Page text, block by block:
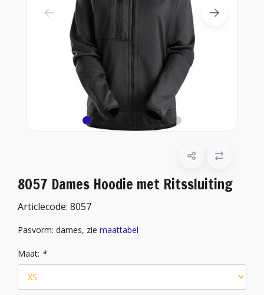
8057 Dames Hoodie met Ritssluiting
Articlecode: 8057
Pasvorm: dames, zie maattabel
Maat: *